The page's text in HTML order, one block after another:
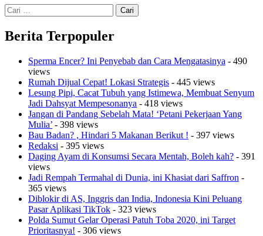
Toba
2022
oleh
Kapolresta
Deli
Serdang
Cari
untuk:
Berita Terpopuler
Sperma Encer? Ini Penyebab dan Cara Mengatasinya - 490
views
Rumah Dijual Cepat! Lokasi Strategis - 445 views
Lesung Pipi, Cacat Tubuh yang Istimewa, Membuat Senyum
Jadi Dahsyat Mempesonanya - 418 views
Jangan di Pandang Sebelah Mata! ‘Petani Pekerjaan Yang
Mulia’ - 398 views
Bau Badan? , Hindari 5 Makanan Berikut ! - 397 views
Redaksi - 395 views
Daging Ayam di Konsumsi Secara Mentah, Boleh kah? - 391
views
Jadi Rempah Termahal di Dunia, ini Khasiat dari Saffron -
365 views
Diblokir di AS, Inggris dan India, Indonesia Kini Peluang
Pasar Aplikasi TikTok - 323 views
Polda Sumut Gelar Operasi Patuh Toba 2020, ini Target
Prioritasnya! - 306 views